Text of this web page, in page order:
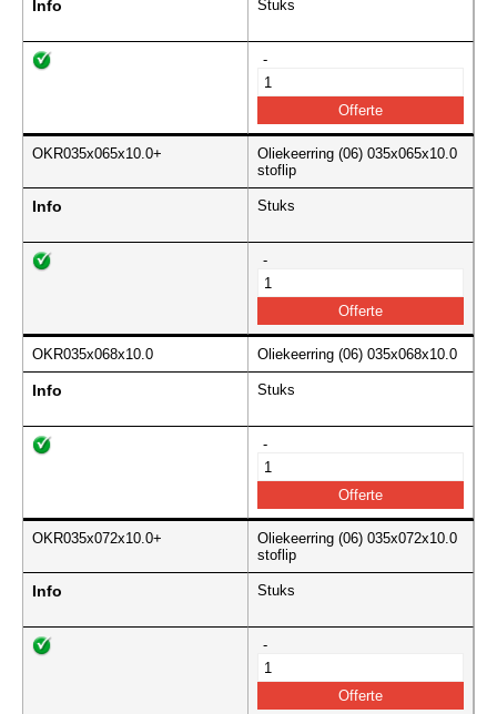
Info Stuks
-
OKR035x065x10.0+
Oliekeerring (06) 035x065x10.0
stoflip
Info Stuks
-
OKR035x068x10.0 Oliekeerring (06) 035x068x10.0
Info Stuks
-
OKR035x072x10.0+
Oliekeerring (06) 035x072x10.0
stoflip
Info Stuks
-